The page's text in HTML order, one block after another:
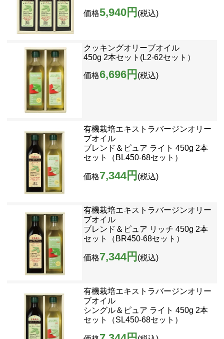
価格5,940円 (税込)
クッキングオリーブオイル
450g 2本セット(L2-62セット）
価格6,696円 (税込)
有機栽培エキストラバージンオリー
ブオイル
ブレンド＆ピュア ライト 450g 2本
セット（BL450-68セット）
価格7,344円 (税込)
有機栽培エキストラバージンオリー
ブオイル
ブレンド＆ピュア リッチ 450g 2本
セット（BR450-68セット）
価格7,344円 (税込)
有機栽培エキストラバージンオリー
ブオイル
シングル＆ピュア ライト 450g 2本
セット（SL450-68セット）